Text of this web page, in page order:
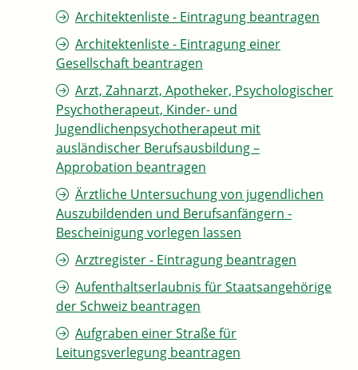
Architektenliste - Eintragung beantragen
Architektenliste - Eintragung einer
Gesellschaft beantragen
Arzt, Zahnarzt, Apotheker, Psychologischer
Psychotherapeut, Kinder- und
Jugendlichenpsychotherapeut mit
ausländischer Berufsausbildung –
Approbation beantragen
Ärztliche Untersuchung von jugendlichen
Auszubildenden und Berufsanfängern -
Bescheinigung vorlegen lassen
Arztregister - Eintragung beantragen
Aufenthaltserlaubnis für Staatsangehörige
der Schweiz beantragen
Aufgraben einer Straße für
Leitungsverlegung beantragen